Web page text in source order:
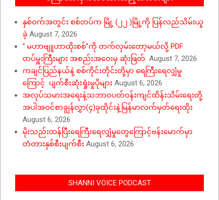
နှစ်ဝက်အတွင်း စစ်တပ်က မြို့ (၂၂ )မြို့ကို ပြန်လည်သိမ်းယူ
ခဲ့ August 7, 2026
“ မဟာဗျူဟာထိုးစစ်”ကို တက်လှမ်းတော့မယ်လို့ PDF
တပ်မှူးကြီးများ အစည်းအဝေးမှ ဆုံးဖြတ် August 7, 2026
ကချင်ပြည်နယ်နဲ့ စစ်ကိုင်းတိုင်းတို့မှာ ရေကြီးရေလျှံမှု
ကြောင့် ပျက်စီးဆုံးရှုံးမှုပိုများ August 6, 2026
အလုပ်သမားအရေးနဲ့သဘာဝပတ်ဝန်းကျင်ထိန်းသိမ်းရေးတို့
အပါအဝင်စာချွန်လွှာ(၄)ခုထိုင်းနဲ့မြန်မာလက်မှတ်ရေးထိုး
August 6, 2026
မိုးသည်းထန်ပြီးရေကြီးရေလျှံမှုတွေကြောင့်ဗန်းမောက်မှာ
တံတားနှစ်စီးပျက်စီး August 6, 2026
SHANNI VOICE PODCAST